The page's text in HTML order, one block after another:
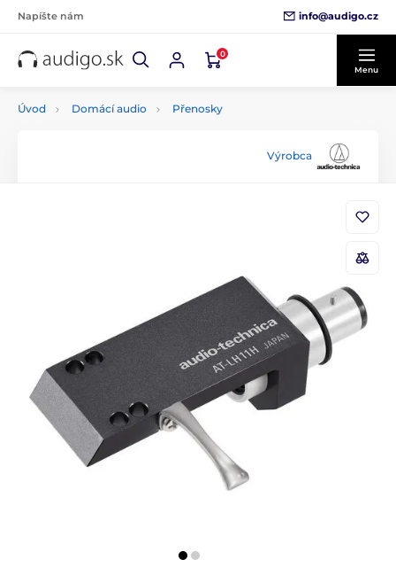
Napíšte nám info@audigo.cz
0
Menu
Úvod Domácí audio Přenosky
Výrobca